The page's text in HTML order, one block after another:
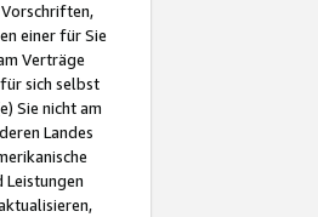
einer für Sie
Verträge
sich selbst
Sie nicht am
Landes
Leistungen